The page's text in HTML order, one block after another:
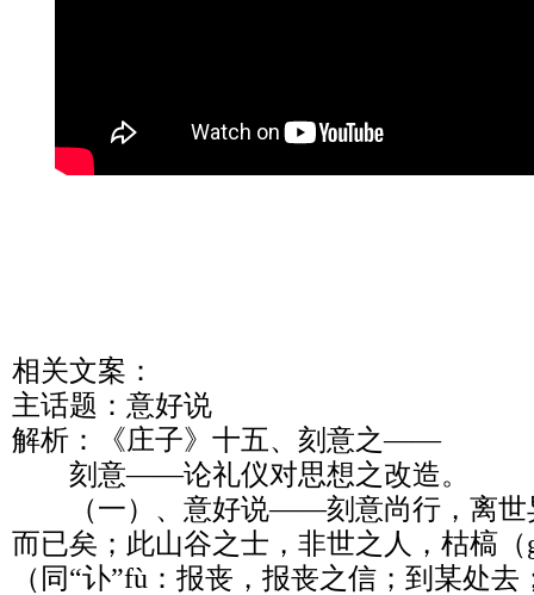
相关文案：
主话题：意好说
解析：《庄子》十五、刻意之——
而已矣；此山谷之士，非世之人，枯槁（
（同“讣”fù：报丧，报丧之信；到某处